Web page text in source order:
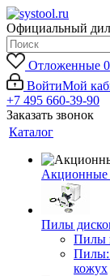
Официальный
Отложенные 0
ВойтиМой
+7 495 660-39-90
Заказать звонок
Каталог
Акционные
Пилы
Пилы
Пилы:
кожух